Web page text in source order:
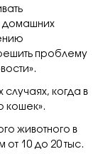
проблему
случаях, когда в
кошек».
животного в
10 до 20 тыс.